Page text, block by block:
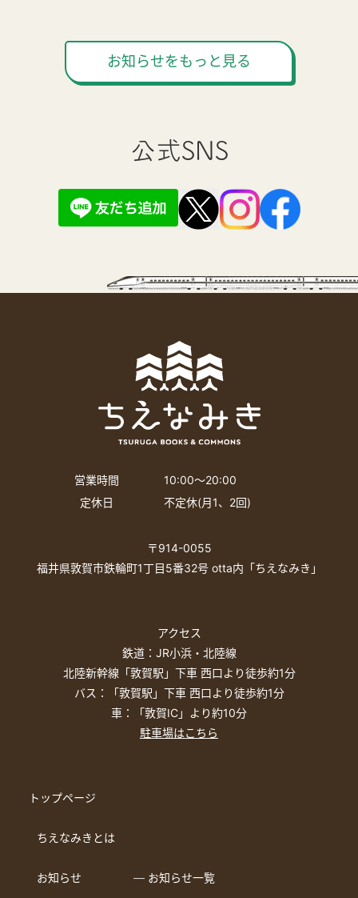
お知らせをもっと見る
公式SNS
営業時間
10:00〜20:00
定休日
不定休(月1、2回)
〒914-0055
福井県敦賀市鉄輪町1丁目5番32号 otta内「ちえなみき」
アクセス
鉄道：JR小浜・北陸線
北陸新幹線「敦賀駅」下車 西口より徒歩約1分
バス：「敦賀駅」下車 西口より徒歩約1分
車：「敦賀IC」より約10分
駐車場はこちら
トップページ
ちえなみきとは
お知らせ ― お知らせ一覧